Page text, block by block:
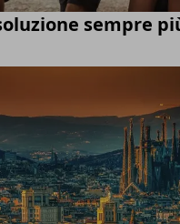
sempre